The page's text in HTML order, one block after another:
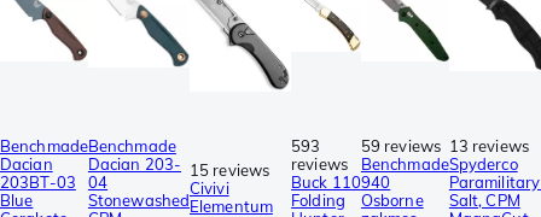
Benchmade
Dacian
203BT-03
Blue
Benchmade
Dacian 203-
04
Stonewashed
15 reviews
Civivi
Elementum
593
reviews
Buck 110
Folding
59 reviews
Benchmade
940
Osborne
13 reviews
Spyderco
Salt, CPM